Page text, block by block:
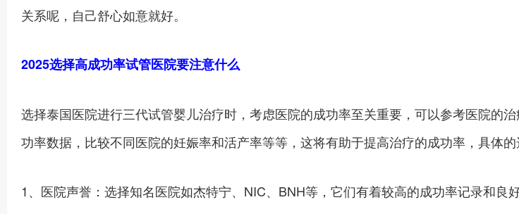
关系呢，自己舒心如意就好。
2025选择高成功率试管医院要注意什么
选择泰国医院进行三代试管婴儿治疗时，考虑医院的成功率至关重要，可以参考医院的
功率数据，比较不同医院的妊娠率和活产率等等，这将有助于提高治疗的成功率，具体的
1、医院声誉：选择知名医院如杰特宁、NIC、BNH等，它们有着较高的成功率记录和良